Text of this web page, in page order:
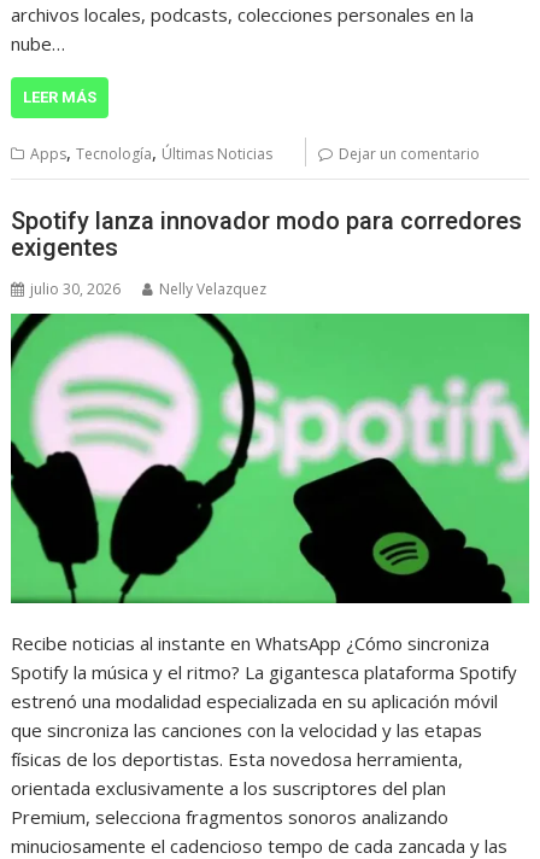
archivos locales, podcasts, colecciones personales en la
nube…
LEER MÁS
Apps,Tecnología, Últimas Noticias Dejar un comentario
Spotify lanza innovador modo para corredores
exigentes
julio 30, 2026 Nelly Velazquez
Recibe noticias al instante en WhatsApp ¿Cómo sincroniza
Spotify la música y el ritmo? La gigantesca plataforma Spotify
estrenó una modalidad especializada en su aplicación móvil
que sincroniza las canciones con la velocidad y las etapas
físicas de los deportistas. Esta novedosa herramienta,
orientada exclusivamente a los suscriptores del plan
Premium, selecciona fragmentos sonoros analizando
minuciosamente el cadencioso tempo de cada zancada y las